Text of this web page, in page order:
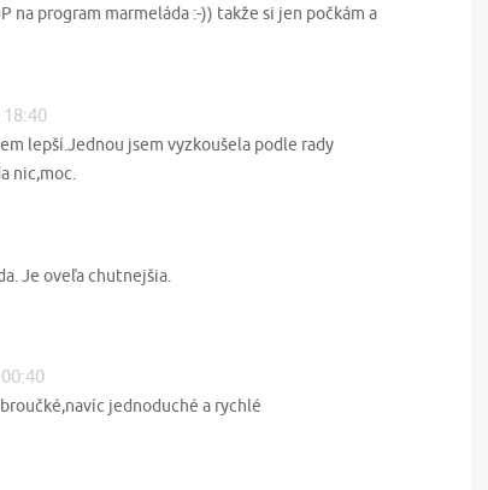
na program marmeláda :-)) takže si jen počkám a
18:40
lepší.Jednou jsem vyzkoušela podle rady
nic,moc.
Je oveľa chutnejšia.
jednoduché a rychlé